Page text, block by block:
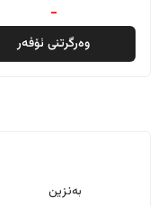
-
وەرگرتنی ئۆفەر
بەنزین